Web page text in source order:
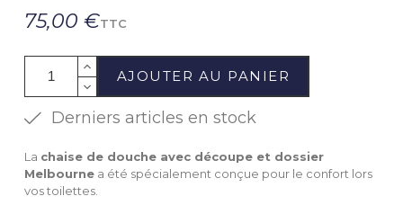
75,00 €TTC
AJOUTER AU PANIER
Derniers articles en stock
La chaise de douche avec découpe et dossier
Melbournea été spécialement conçue pour le confort lors
vos toilettes.